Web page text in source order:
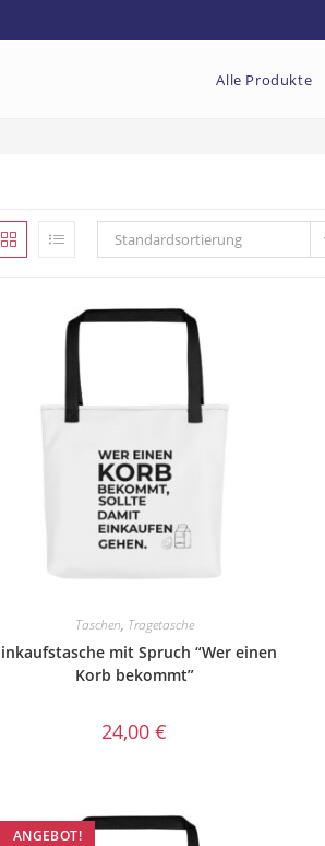
Alle Produkte
Standardsortierung
Taschen, Tragetasche
mit Spruch “Wer einen
Korb bekommt”
24,00€
ANGEBOT!